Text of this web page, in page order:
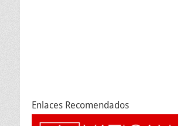
Enlaces Recomendados